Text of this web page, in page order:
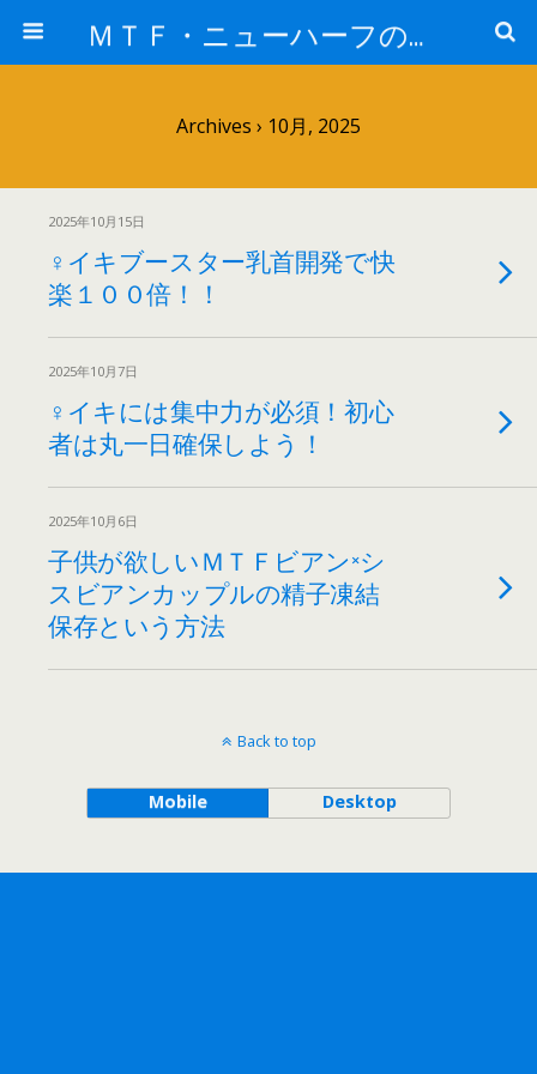
ＭＴＦ・ニューハーフの女子力アップと変身後の処世術！！
Archives › 10月, 2025
2025年10月15日
♀イキブースター乳首開発で快
楽１００倍！！
2025年10月7日
♀イキには集中力が必須！初心
者は丸一日確保しよう！
2025年10月6日
子供が欲しいＭＴＦビアン×シ
スビアンカップルの精子凍結
保存という方法
Back to top
Mobile Desktop